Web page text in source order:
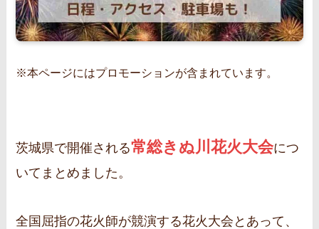
※本ページにはプロモーションが含まれています。
茨城県で開催される常総きぬ川花火大会につ
いてまとめました。
全国屈指の花火師が競演する花火大会とあって、